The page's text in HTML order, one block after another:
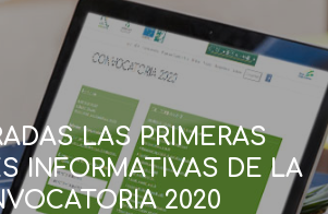
LAS PRIMERAS
INFORMATIVAS DE LA
2020